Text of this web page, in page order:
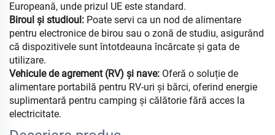
Europeană, unde prizul UE este standard.
Biroul şi studioul: Poate servi ca un nod de alimentare
pentru electronice de birou sau o zonă de studiu, asigurând
că dispozitivele sunt întotdeauna încărcate și gata de
utilizare.
Vehicule de agrement (RV) și nave: Oferă o soluție de
alimentare portabilă pentru RV-uri și bărci, oferind energie
suplimentară pentru camping și călătorie fără acces la
electricitate.